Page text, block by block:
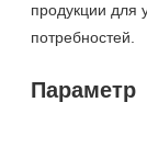
продукции для
потребностей.
Параметр